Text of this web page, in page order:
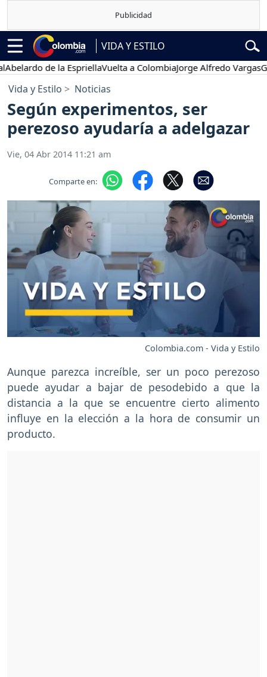
VIDA Y ESTILO
de la EspriellaVuelta a ColombiaJorge Alfredo Vargas
Vida y Estilo Noticias
Según experimentos, ser
perezoso ayudaría a adelgazar
Vie, 04 Abr 2014 11:21 am
Comparte en:
Colombia.com - Vida y Estilo
Aunque parezca increíble, ser un poco perezoso
puede ayudar a bajar de pesodebido a que la
distancia a la que se encuentre cierto alimento
influye en la elección a la hora de consumir un
producto.